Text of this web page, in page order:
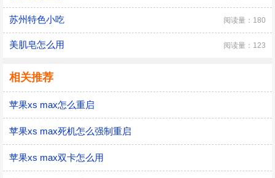
苏州特色小吃 阅读量：180
​美肌皂怎么用 阅读量：123
相关推荐
苹果xs max怎么重启
苹果xs max死机怎么强制重启
苹果xs max双卡怎么用